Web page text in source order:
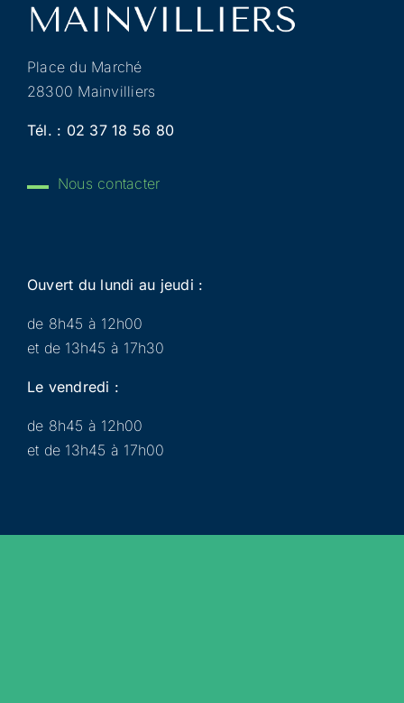
Place du Marché
28300 Mainvilliers
Tél. : 02 37 18 56 80
Nous contacter
Ouvert du lundi au jeudi :
de 8h45 à 12h00
et de 13h45 à 17h30
Le vendredi :
de 8h45 à 12h00
et de 13h45 à 17h00